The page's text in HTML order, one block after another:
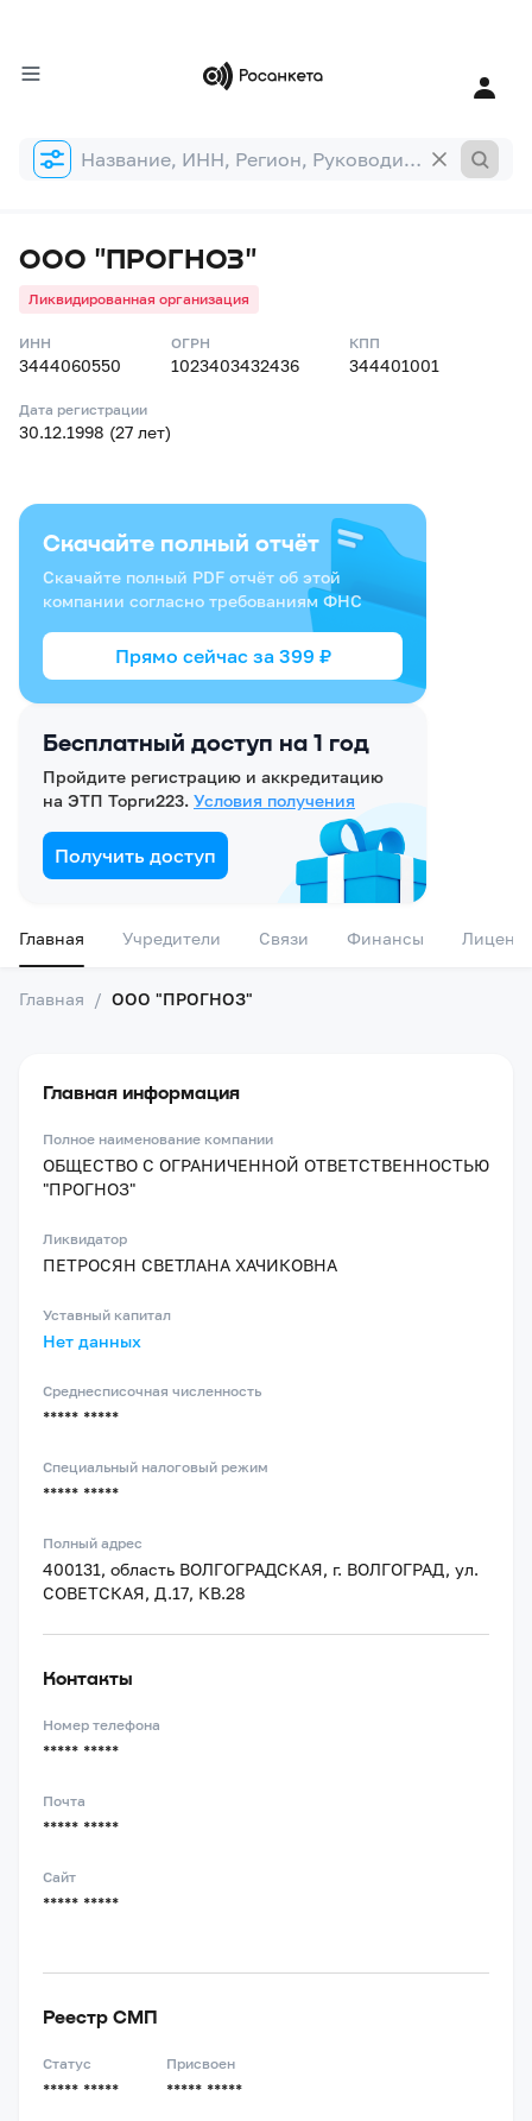
Форма
поиска
ООО "ПРОГНОЗ"
Ликвидированная организация
ИНН
3444060550
ОГРН
1023403432436
КПП
344401001
Дата регистрации
30.12.1998 (27 лет)
Бесплатный доступ на 1 год
Пройдите регистрацию и аккредитацию
на ЭТП Торги223. Условия получения
Получить доступ
Скачайте полный отчёт
Скачайте полный PDF отчёт об этой
компании согласно требованиям ФНС
Прямо сейчас за 399 ₽
Главная Учредители Связи Финансы
Главная / ООО "ПРОГНОЗ"
Главная информация
Полное наименование компании
ОБЩЕСТВО С ОГРАНИЧЕННОЙ ОТВЕТСТВЕННОСТЬЮ
"ПРОГНОЗ"
Ликвидатор
ПЕТРОСЯН СВЕТЛАНА ХАЧИКОВНА
Уставный капитал
Нет данных
Среднесписочная численность
***** *****
Специальный налоговый режим
***** *****
Полный адрес
400131, область ВОЛГОГРАДСКАЯ, г. ВОЛГОГРАД, ул.
СОВЕТСКАЯ, Д.17, КВ.28
Контакты
Номер телефона
***** *****
Почта
***** *****
Сайт
***** *****
Реестр СМП
Статус
***** *****
Присвоен
***** *****